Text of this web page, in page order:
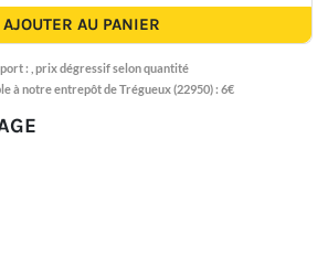
AJOUTER AU PANIER
: prix dégressif selon quantité
à notre entrepôt de Trégueux (22950) : 6€